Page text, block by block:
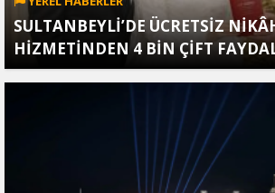
SULTANBEYLİ’DE ÜCRETSİZ
HİZMETİNDEN 4 BİN ÇİFT